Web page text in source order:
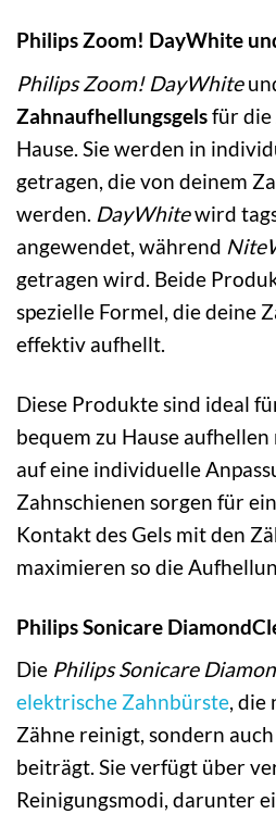
Philips Zoom! DayWhite
Philips Zoom! DayWhite
Zahnaufhellungsgelsfür die
Hause. Sie werden in
getragen, die von deinem
werden. DayWhitewird
angewendet, während
getragen wird. Beide
spezielle Formel, die deine
effektiv aufhellt.
Diese Produkte sind ideal
bequem zu Hause
auf eine individuelle
Zahnschienen sorgen für
Kontakt des Gels mit den
maximieren so die
Philips Sonicare
Die Philips Sonicare
elektrische Zahnbürste, die
Zähne reinigt, sondern
beiträgt. Sie verfügt über
Reinigungsmodi, darunter